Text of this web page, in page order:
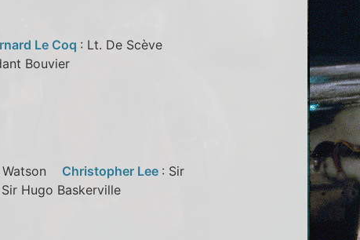
Le Coq : Lt. De Scève
Bouvier
Watson Christopher Lee : Sir
Sir Hugo Baskerville